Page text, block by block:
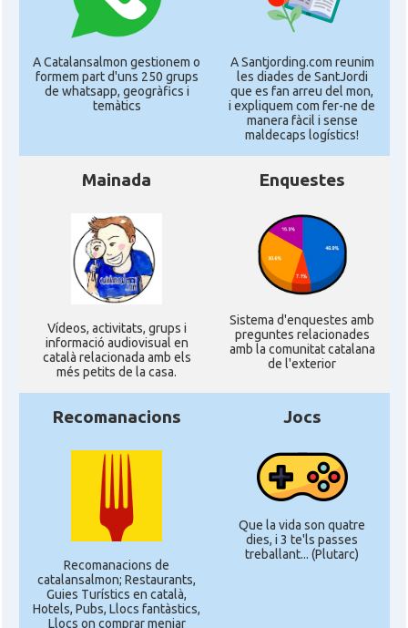
A Catalansalmon gestionem o
formem part d'uns 250 grups
de whatsapp, geogràfics i
temàtics
A Santjording.com reunim
les diades de SantJordi
que es fan arreu del mon,
i expliquem com fer-ne de
manera fàcil i sense
maldecaps logí­stics!
Mainada
Ví­deos, activitats, grups i
informació audiovisual en
català relacionada amb els
més petits de la casa.
Enquestes
Sistema d'enquestes amb
preguntes relacionades
amb la comunitat catalana
de l'exterior
Recomanacions
Recomanacions de
catalansalmon; Restaurants,
Guies Turístics en català,
Hotels, Pubs, Llocs fantàstics,
Llocs on comprar menjar
Jocs
Que la vida son quatre
dies, i 3 te'ls passes
treballant... (Plutarc)